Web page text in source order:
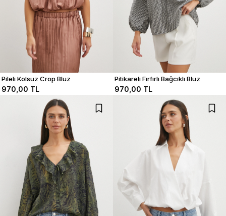
Pileli Kolsuz Crop Bluz
970,00 TL
Pitikareli Fırfırlı Bağcıklı Bluz
970,00 TL